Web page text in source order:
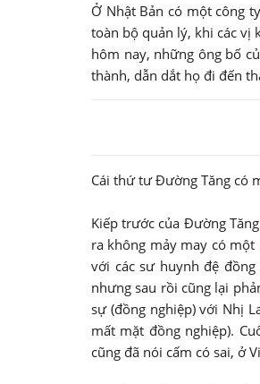
Ở Nhật Bản có một công
toàn bộ quản lý, khi các vị
hôm nay, những ông bố
thành, dẫn dắt họ đi đến
Cái thứ tư Đường Tăng có
Kiếp trước của Đường
ra không mảy may có
với các sư huynh đệ
nhưng sau rồi cũng lại
sự (đồng nghiệp) với Nhị
mất mặt đồng nghiệp).
cũng đã nói cấm có sai, ở